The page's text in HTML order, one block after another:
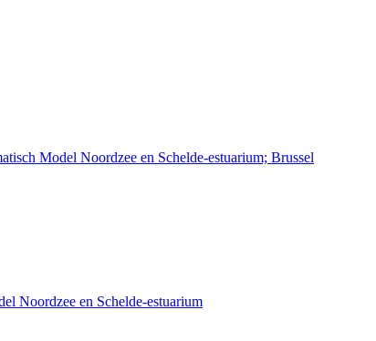
Model Noordzee en Schelde-estuarium; Brussel
Noordzee en Schelde-estuarium